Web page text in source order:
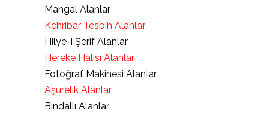
Mangal Alanlar
Kehribar Tesbih Alanlar
Hilye-i Şerif Alanlar
Hereke Halısı Alanlar
Fotoğraf Makinesi Alanlar
Aşurelik Alanlar
Bindallı Alanlar